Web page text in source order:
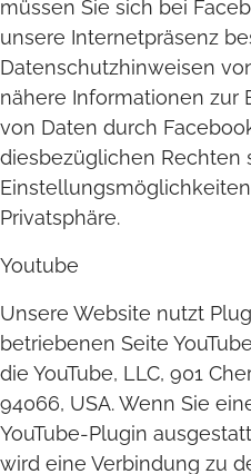
müssen Sie sich bei
unsere Internetpräsenz
Datenschutzhinweisen
nähere Informationen zur
von Daten durch
diesbezüglichen Rechten
Privatsphäre.
Youtube
Unsere Website nutzt
betriebenen Seite
die YouTube, LLC, 901
94066, USA. Wenn Sie
YouTube-Plugin
wird eine Verbindung zu